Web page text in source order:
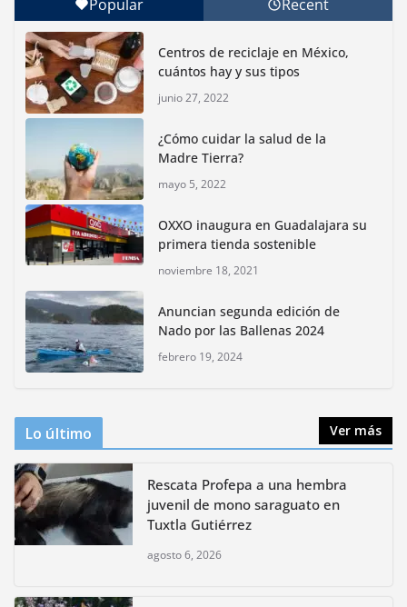
Con jornada informativa, Profepa y Humane World
for Animals buscan inhibir tráfico de aves
junio 15, 2026
Inauguran nuevo Embarcadero Cuemanco para
reactivar la zona lacustre de Xochimilco
junio 4, 2026
Rompe CDMX récords Reto Naturalista Urbano 2026 y
lidera la biodiversidad nacional
mayo 18, 2026
bioculturales para promover
huertos urbanos y jardines
polinizadores
Popular Recent
Centros de reciclaje en México,
cuántos hay y sus tipos
junio 27, 2022
¿Cómo cuidar la salud de la
Madre Tierra?
mayo 5, 2022
OXXO inaugura en Guadalajara su
primera tienda sostenible
noviembre 18, 2021
Anuncian segunda edición de
Nado por las Ballenas 2024
febrero 19, 2024
Lo último Ver más
Rescata Profepa a una hembra
juvenil de mono saraguato en
Tuxtla Gutiérrez
agosto 6, 2026